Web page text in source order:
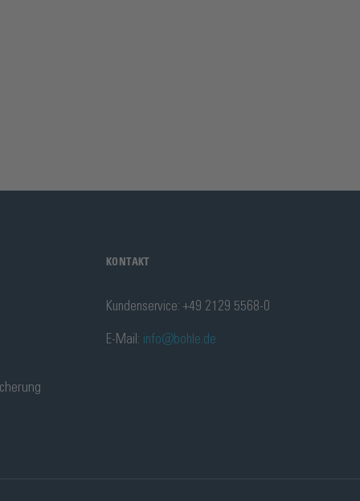
KONTAKT
Kundenservice: +49 2129 5568-0
E-Mail: info@bohle.de